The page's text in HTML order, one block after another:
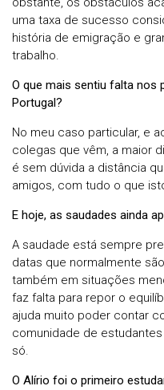
uma taxa de sucesso
história de emigração e
trabalho.
O que mais sentiu falta nos
Portugal?
No meu caso particular, e
colegas que vêm, a maior
é sem dúvida a distância
amigos, com tudo o que
E hoje, as saudades ainda
A saudade está sempre
datas que normalmente
também em situações
faz falta para repor o
ajuda muito poder contar
comunidade de
só.
O Alírio foi o primeiro